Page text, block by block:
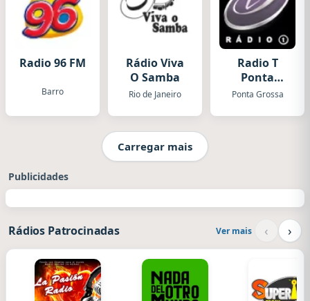
Radio 96 FM
Barro
Rádio Viva
O Samba
Rio de Janeiro
Radio T
Ponta
Grossa
Ponta Grossa
Carregar mais
Publicidades
Rádios Patrocinadas Ver mais ‹ ›